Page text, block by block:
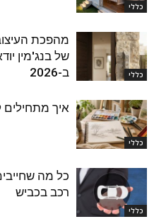
כללי
כללי
מהפכת
של בנג'מין
ב-2026
כללי
איך מתחילים
כללי
כל מה
רכב בכביש